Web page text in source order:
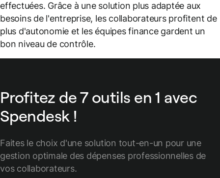
effectuées. Grâce à une solution plus adaptée aux
besoins de l'entreprise, les collaborateurs profitent de
plus d'autonomie et les équipes finance gardent un
bon niveau de contrôle.
Profitez de 7 outils en 1 avec
Spendesk !
Faites le choix d'une solution tout-en-un pour une
gestion optimale des dépenses professionnelles de
vos collaborateurs.